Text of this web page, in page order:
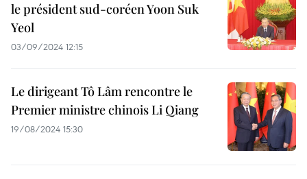
le président sud-coréen Yoon Suk
Yeol
03/09/2024 12:15
Le dirigeant Tô Lâm rencontre le
Premier ministre chinois Li Qiang
19/08/2024 15:30